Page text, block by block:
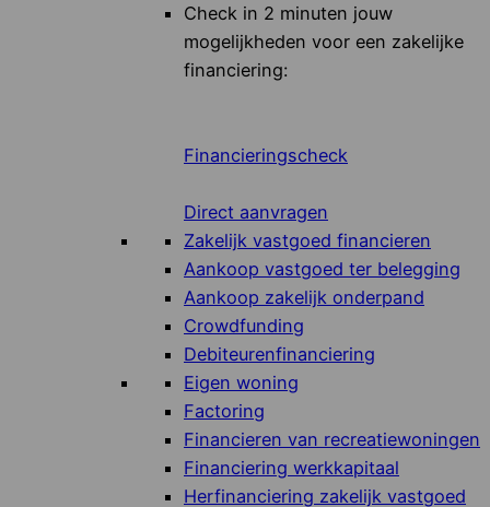
Check in 2 minuten jouw
mogelijkheden voor een zakelijke
financiering:
Financieringscheck
Direct aanvragen
Zakelijk vastgoed financieren
Aankoop vastgoed ter belegging
Aankoop zakelijk onderpand
Crowdfunding
Debiteurenfinanciering
Eigen woning
Factoring
Financieren van recreatiewoningen
Financiering werkkapitaal
Herfinanciering zakelijk vastgoed